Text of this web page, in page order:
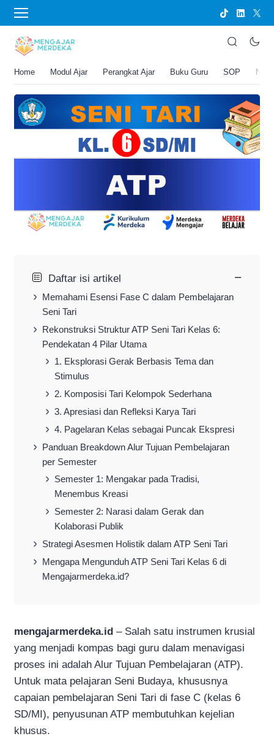
Home Modul Ajar Perangkat Ajar Buku Guru SOP
BERANDA
ATP Seni Tari Kelas 6 SD/MI
23 Mei 2026 11:27 am
6 menit membaca
Daftar isi artikel −
Memahami Esensi Fase C dalam Pembelajaran
Seni Tari
Rekonstruksi Struktur ATP Seni Tari Kelas 6:
Pendekatan 4 Pilar Utama
1. Eksplorasi Gerak Berbasis Tema dan
Stimulus
2. Komposisi Tari Kelompok Sederhana
3. Apresiasi dan Refleksi Karya Tari
4. Pagelaran Kelas sebagai Puncak Ekspresi
Panduan Breakdown Alur Tujuan Pembelajaran
per Semester
Semester 1: Mengakar pada Tradisi,
Menembus Kreasi
Semester 2: Narasi dalam Gerak dan
Kolaborasi Publik
Strategi Asesmen Holistik dalam ATP Seni Tari
Mengapa Mengunduh ATP Seni Tari Kelas 6 di
Mengajarmerdeka.id?
mengajarmerdeka.id – Salah satu instrumen krusial
yang menjadi kompas bagi guru dalam menavigasi
proses ini adalah Alur Tujuan Pembelajaran (ATP).
Untuk mata pelajaran Seni Budaya, khususnya
capaian pembelajaran Seni Tari di fase C (kelas 6
SD/MI), penyusunan ATP membutuhkan kejelian
khusus.